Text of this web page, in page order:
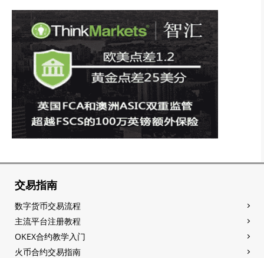
交易指南
数字货币交易流程
主流平台注册教程
OKEX合约教学入门
火币合约交易指南